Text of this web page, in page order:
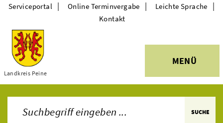
Themen
Landkreis Peine
MENÜ
Serviceportal | Online Terminvergabe | Leichte Sprache |
Kontakt
SUCHE